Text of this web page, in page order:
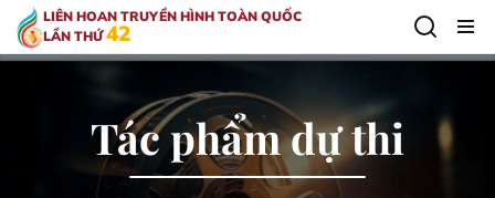
LIÊN HOAN TRUYỀN HÌNH TOÀN QUỐC
LẦN THỨ42
Tác phẩm dự thi